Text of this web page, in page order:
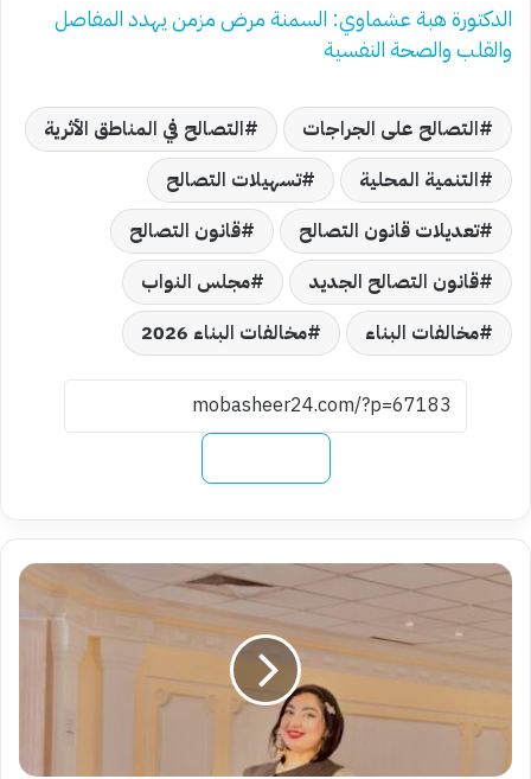
الدكتورة هبة عشماوي: السمنة مرض مزمن يهدد المفاصل
والقلب والصحة النفسية
التصالح على الجراجات
التصالح في المناطق الأثرية
التنمية المحلية
تسهيلات التصالح
تعديلات قانون التصالح
قانون التصالح
قانون التصالح الجديد
مجلس النواب
مخالفات البناء
مخالفات البناء 2026
الدكتورة
هبة
عشماوي:
السمنة
مرض
مزمن
يهدد
المفاصل